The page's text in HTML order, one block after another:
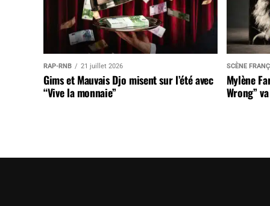
RAP-RNB 21 juillet 2026
Gims et Mauvais Djo misent sur l’été avec
“Vive la monnaie”
SCÈNE
Mylène
Wrong”